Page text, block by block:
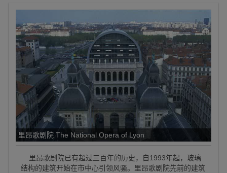
里昂歌剧院 The National Opera of Lyon
里昂歌剧院已有超过三百年的历史，自1993年起，玻璃
结构的建筑开始在市中心引领风骚。里昂歌剧院先前的建筑